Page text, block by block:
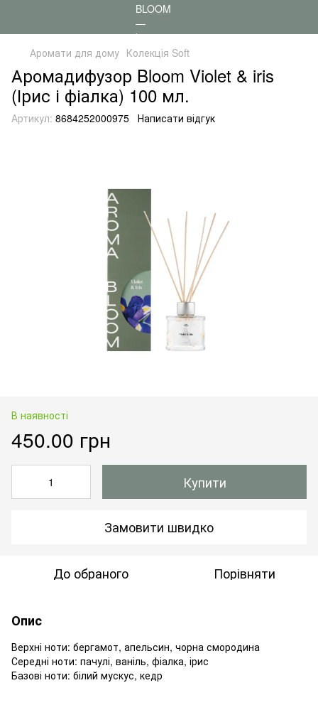
Аромати для дому Колекція Soft
Аромадифузор Bloom Violet & iris
(Ірис і фіалка) 100 мл.
Артикул: 8684252000975 Написати відгук
В наявності
450.00 грн
Купити
Замовити швидко
До обраного Порівняти
Опис
Верхні ноти: бергамот, апельсин, чорна смородина
Середні ноти: пачулі, ваніль, фіалка, ірис
Базові ноти: білий мускус, кедр